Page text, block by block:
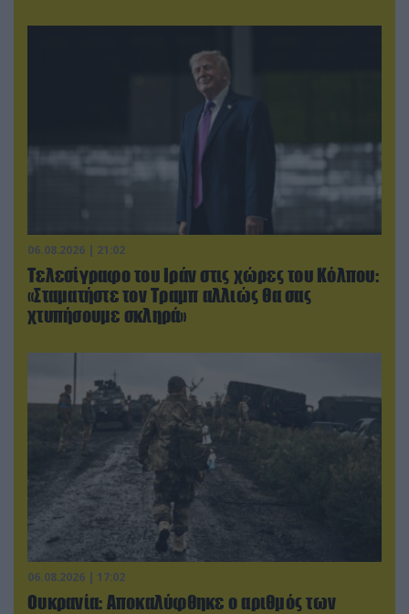
06.08.2026 | 21:02
Τελεσίγραφο του Ιράν στις χώρες του Κόλπου:
«Σταματήστε τον Τραμπ αλλιώς θα σας
χτυπήσουμε σκληρά»
06.08.2026 | 17:02
Ουκρανία: Αποκαλύφθηκε ο αριθμός των